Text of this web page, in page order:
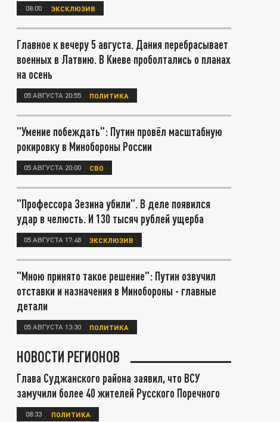
08:00 ЭКСКЛЮЗИВ
Главное к вечеру 5 августа. Дания перебрасывает
военных в Латвию. В Киеве проболтались о планах
на осень
05 АВГУСТА 20:55 ПОЛИТИКА
"Умение побеждать": Путин провёл масштабную
рокировку в Минобороны России
05 АВГУСТА 20:00 СВО
"Профессора Зезина убили". В деле появился
удар в челюсть. И 130 тысяч рублей ущерба
05 АВГУСТА 17:48 ЭКСКЛЮЗИВ
"Мною принято такое решение": Путин озвучил
отставки и назначения в Минобороны - главные
детали
05 АВГУСТА 13:30 ПОЛИТИКА
НОВОСТИ РЕГИОНОВ
Глава Суджанского района заявил, что ВСУ
замучили более 40 жителей Русского Поречного
08:33 ПОЛИТИКА